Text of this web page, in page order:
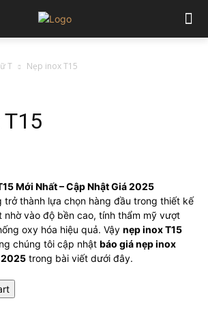
T Nẹp inox T15
T15
Mới Nhất – Cập Nhật Giá 2025
trở thành lựa chọn hàng đầu trong thiết kế
nhờ vào độ bền cao, tính thẩm mỹ vượt
oxy hóa hiệu quả. Vậy nẹp inox T15
chúng tôi cập nhật báo giá nẹp inox
2025 trong bài viết dưới đây.